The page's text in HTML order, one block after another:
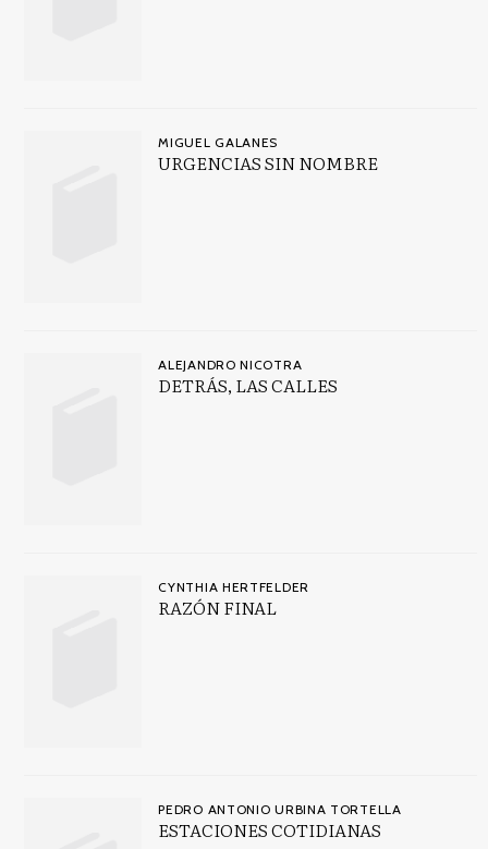
MIGUEL GALANES
URGENCIAS SIN NOMBRE
ALEJANDRO NICOTRA
DETRÁS, LAS CALLES
CYNTHIA HERTFELDER
RAZÓN FINAL
PEDRO ANTONIO URBINA TORTELLA
ESTACIONES COTIDIANAS